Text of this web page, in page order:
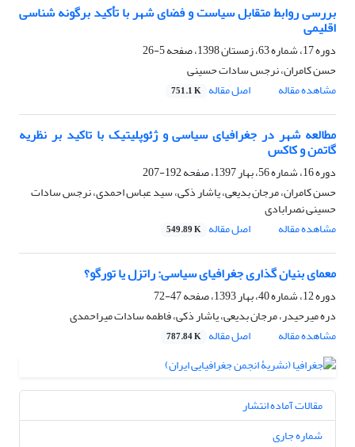
بررسی روابط متقابل سیاست و فضای شهر با تأکید برگونه شناسی
اقلیمی
دوره 17، شماره 63، زمستان 1398، صفحه
5-26
حسن کامران، نرجس سادات حسینی
مشاهده مقاله
اصل مقاله 751.1 K
مطالعه شهر در جغرافیای سیاسی و ژئوپلیتیک با تاکید بر نظریه
گاتمن و کاکس
دوره 16، شماره 56، بهار 1397، صفحه
192-207
حسن کامران، مرجان بدیعی، یاشار ذکی، سید عباس احمدی، نرجس سادات
حسینی نصرابادی
مشاهده مقاله
اصل مقاله 549.89 K
معمای بنیان گذاری جغرافیای سیاسی: راتزل یا تورگو؟
دوره 12، شماره 40، بهار 1393، صفحه
47-72
دره میرحیدر، مرجان بدیعی، یاشار ذکی، فاطمه سادات میراحمدی
مشاهده مقاله
اصل مقاله 787.84 K
مقالات آماده انتشار
شماره جاری